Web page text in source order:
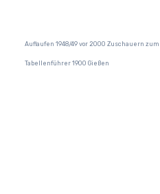
Auflaufen 1948/49 vor 2000 Zuschauern
Tabellenführer 1900 Gießen